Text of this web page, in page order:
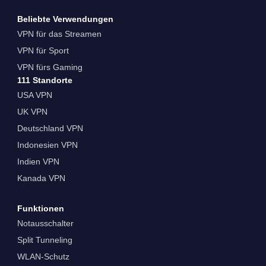
Beliebte Verwendungen
VPN für das Streamen
VPN für Sport
VPN fürs Gaming
111 Standorte
USA VPN
UK VPN
Deutschland VPN
Indonesien VPN
Indien VPN
Kanada VPN
Funktionen
Notausschalter
Split Tunneling
WLAN-Schutz